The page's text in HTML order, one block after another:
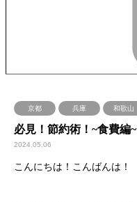
京都 兵庫 和歌山
必見！節約術！~食費編~
2024.05.06
こんにちは！こんばんは！